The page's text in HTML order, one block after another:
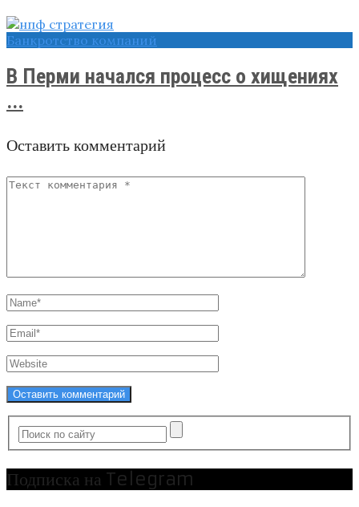
Банкротство компаний
В Перми начался процесс о хищениях
...
Оставить комментарий
Подписка на Telegram